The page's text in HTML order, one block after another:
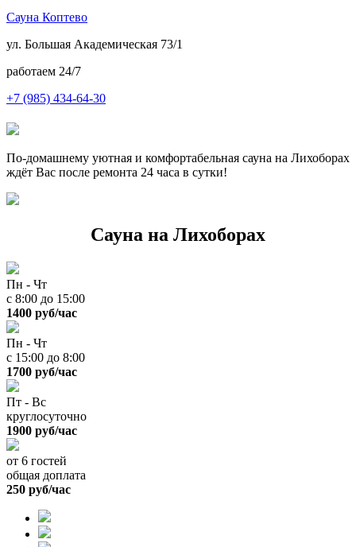
Сауна Коптево
ул. Большая Академическая 73/1
работаем 24/7
+7 (985) 434-64-30
По-домашнему уютная и комфортабельная сауна на Лихоборах
ждёт Вас после ремонта 24 часа в сутки!
Сауна на Лихоборах
Пн - Чт
с 8:00 до 15:00
1400 руб/час
Пн - Чт
с 15:00 до 8:00
1700 руб/час
Пт - Вс
круглосуточно
1900 руб/час
от 6 гостей
общая доплата
250 руб/час